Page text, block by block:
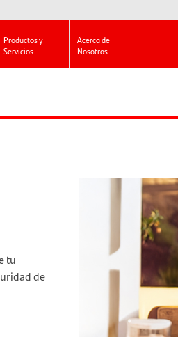
Productos y
Servicios
Acerca de
Nosotros
tu
de